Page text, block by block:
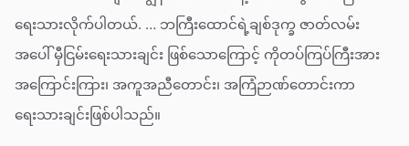
ရေးသားလိုက်ပါတယ်. … ဘကြီးထောင်ရဲ့ချစ်ဒုက္ခ ဇာတ်လမ်း
အပေါ် မှီငြမ်းရေးသားချင်း ဖြစ်သောကြောင့် ကိုတပ်ကြပ်ကြီးအား
အကြောင်းကြား၊ အကူအညီတောင်း၊ အကြံဉာဏ်တောင်းကာ
ရေးသားချင်းဖြစ်ပါသည်။